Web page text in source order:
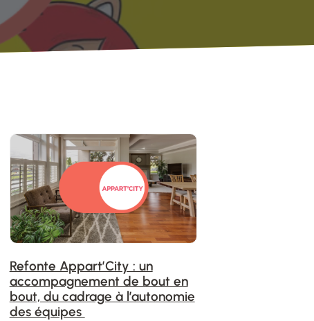
Refonte Appart’City : un
accompagnement de bout en
bout, du cadrage à l’autonomie
des équipes